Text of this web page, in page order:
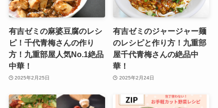
有吉ゼミの麻婆豆腐のレシ
ピ！千代青梅さんの作り
方！九重部屋人気No.1絶品
中華！
2025年2月25日
有吉ゼミのジャージャー麺
のレシピと作り方！九重部
屋千代青梅さんの絶品中
華！
2025年2月24日